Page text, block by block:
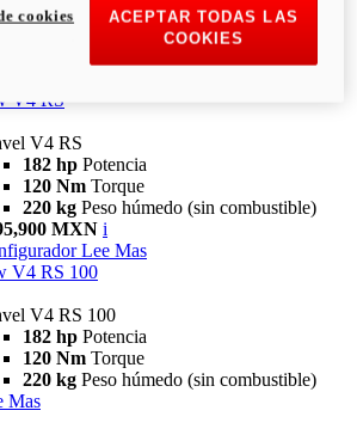
223 kg
PESO HÚMEDO SIN
V4 RS
V4 RS
182 hp Potencia
120 Nm Torque
220 kg Peso húmedo (sin combustible)
MXN i
Lee Mas
V4 RS 100
V4 RS 100
182 hp Potencia
120 Nm Torque
220 kg Peso húmedo (sin combustible)
Mas
ACEPTAR TODAS LAS
COOKIES
cookies